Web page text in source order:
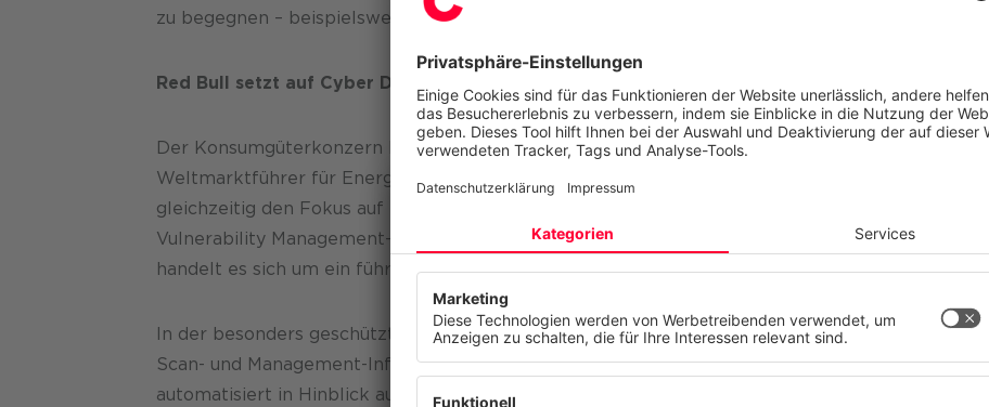
zu begegnen – beispielsweise mit dem Einsatz künstlicher Intelligenz.
Red Bull setzt auf Cyber Defense von K-Businesscom
Der Konsumgüterkonzern Red Bull etwa setzt auf die Expertise von K-Businesscom. Der
Weltmarktführer für Energy Drinks betreibt eine ganzheitliche Sicherheitsstrategie und legt
gleichzeitig den Fokus auf besonders gefährdete Bereiche. Diesen Baustein liefert das
Vulnerability Management-Modul aus dem Cyber Defense Center von K-Businesscom. Dabei
handelt es sich um ein führendes Security Operation Center in Europa.
In der besonders geschützten Hochsicherheitsumgebung betreiben die Experten eine zentrale
Scan- und Management-Infrastruktur: Die globale Netzwerkumgebung von Red Bull wird
automatisiert in Hinblick auf unbekannte IT-Assets überprüft und auf bekannte Software-IT-
Diese Website verwendet Cookies und ähnliche Technologien, um unsere Dienste
anzubieten, stetig zu verbessern und Werbung entsprechend Ihrer Interessen
anzuzeigen. Ihre Einwilligung können Sie jederzeit mit Wirkung für die Zukunft
DatenschutzImpressum